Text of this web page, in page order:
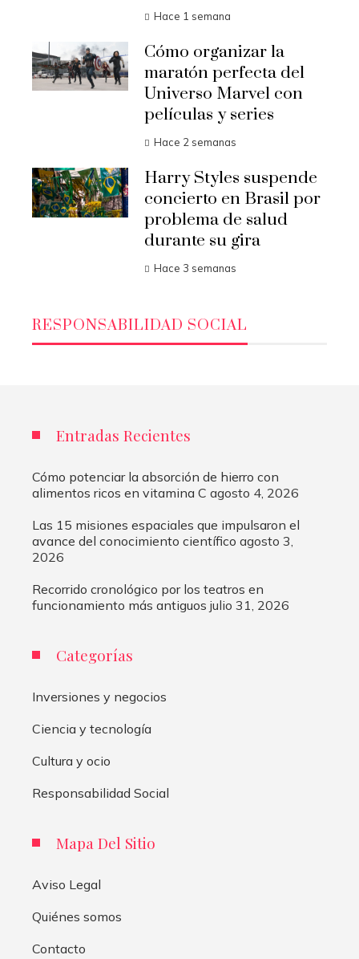
Hace 1 semana
Cómo organizar la
maratón perfecta del
Universo Marvel con
películas y series
Hace 2 semanas
Harry Styles suspende
concierto en Brasil por
problema de salud
durante su gira
Hace 3 semanas
RESPONSABILIDAD SOCIAL
Entradas Recientes
Cómo potenciar la absorción de hierro con
alimentos ricos en vitamina C agosto 4, 2026
Las 15 misiones espaciales que impulsaron el
avance del conocimiento científico agosto 3,
2026
Recorrido cronológico por los teatros en
funcionamiento más antiguos julio 31, 2026
Categorías
Inversiones y negocios
Ciencia y tecnología
Cultura y ocio
Responsabilidad Social
Mapa Del Sitio
Aviso Legal
Quiénes somos
Contacto